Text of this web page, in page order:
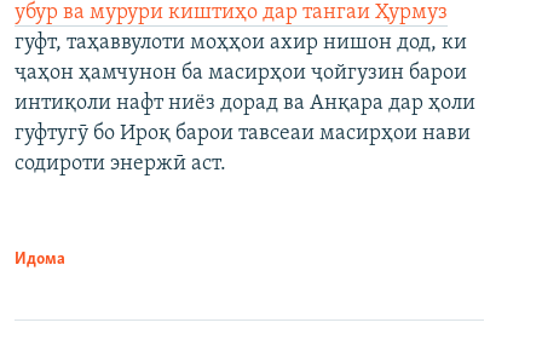
убур ва мурури киштиҳо дар тангаи Ҳурмуз
гуфт, таҳаввулоти моҳҳои ахир нишон дод, ки
ҷаҳон ҳамчунон ба масирҳои ҷойгузин барои
интиқоли нафт ниёз дорад ва Анқара дар ҳоли
гуфтугӯ бо Ироқ барои тавсеаи масирҳои нави
содироти энержӣ аст.
Идома